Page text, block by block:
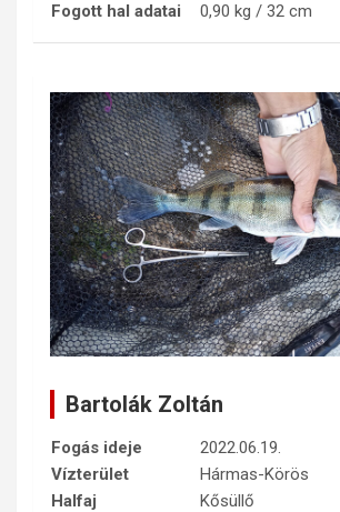
Fogott hal adatai
0,90 kg / 32 cm
Bartolák Zoltán
Fogás ideje
2022.06.19.
Vízterület
Hármas-Körös
Halfaj
Kősüllő